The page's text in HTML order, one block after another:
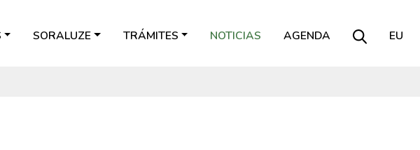
SORALUZE TRÁMITES NOTICIAS AGENDA EU